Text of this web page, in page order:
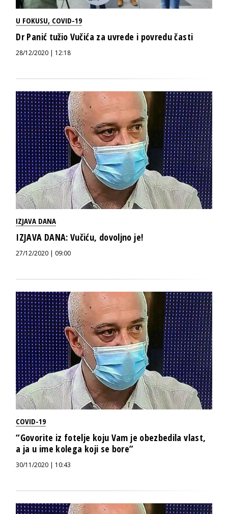
U FOKUSU, COVID-19
Dr Panić tužio Vučića za uvrede i povredu časti
28/12/2020 | 12:18
IZJAVA DANA
IZJAVA DANA: Vučiću, dovoljno je!
27/12/2020 | 09:00
COVID-19
“Govorite iz fotelje koju Vam je obezbedila vlast,
a ja u ime kolega koji se bore”
30/11/2020 | 10:43